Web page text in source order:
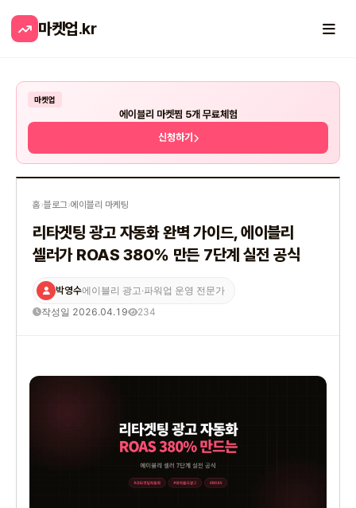
마켓업.kr
마켓업
에이블리 마켓찜 5개 무료체험
신청하기
홈›블로그›에이블리 마케팅
리타겟팅 광고 자동화 완벽 가이드, 에이블리
셀러가 ROAS 380% 만든 7단계 실전 공식
박영수에이블리 광고·파워업 운영 전문가
작성일 2026.04.19 234